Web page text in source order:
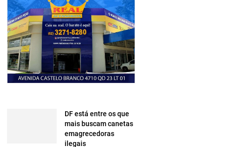
DF está entre os que
mais buscam canetas
emagrecedoras
ilegais